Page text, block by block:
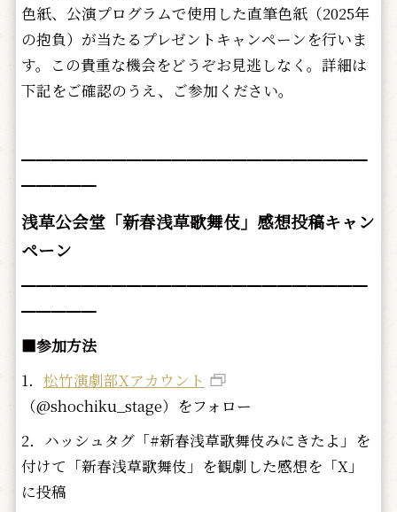
色紙、公演プログラムで使用した直筆色紙（2025年
の抱負）が当たるプレゼントキャンペーンを行いま
す。この貴重な機会をどうぞお見逃しなく。詳細は
下記をご確認のうえ、ご参加ください。
━━━━━━━━━━━━━━━━━━━━━━━
━━━━━
浅草公会堂「新春浅草歌舞伎」感想投稿キャン
ペーン
━━━━━━━━━━━━━━━━━━━━━━━
━━━━━
■参加方法
1． 松竹演劇部Xアカウント
（@shochiku_stage）をフォロー
2．ハッシュタグ「#新春浅草歌舞伎みにきたよ」を
付けて「新春浅草歌舞伎」を観劇した感想を「X」
に投稿